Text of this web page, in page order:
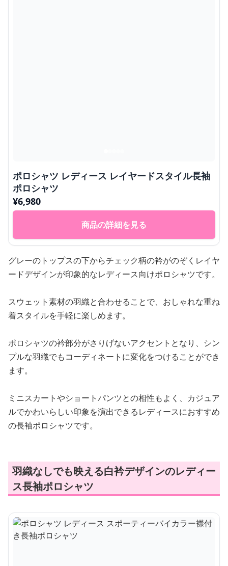
ポロシャツ レディース レイヤードスタイル長袖
ポロシャツ
¥6,980
商品の詳細を見る
グレーのトップスの下からチェック柄の衿がのぞくレイヤ
ードデザインが印象的なレディース向けポロシャツです。
スウェット素材の羽織と合わせることで、おしゃれな重ね
着スタイルを手軽に楽しめます。
ポロシャツの衿部分がさりげないアクセントとなり、シン
プルな羽織でもコーディネートに変化をつけることができ
ます。
ミニスカートやショートパンツとの相性もよく、カジュア
ルでかわいらしい印象を演出できるレディースにおすすめ
の長袖ポロシャツです。
羽織なしでも映える白衿デザインのレディー
ス長袖ポロシャツ